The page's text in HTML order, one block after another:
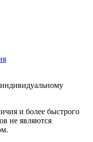
и более быстрого
не являются